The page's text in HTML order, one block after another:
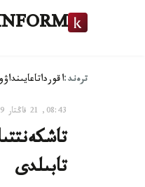
ترەند:اقورداتاعايىنداۋ
08:43, 21 قاڭتار 2019
تابىلدى